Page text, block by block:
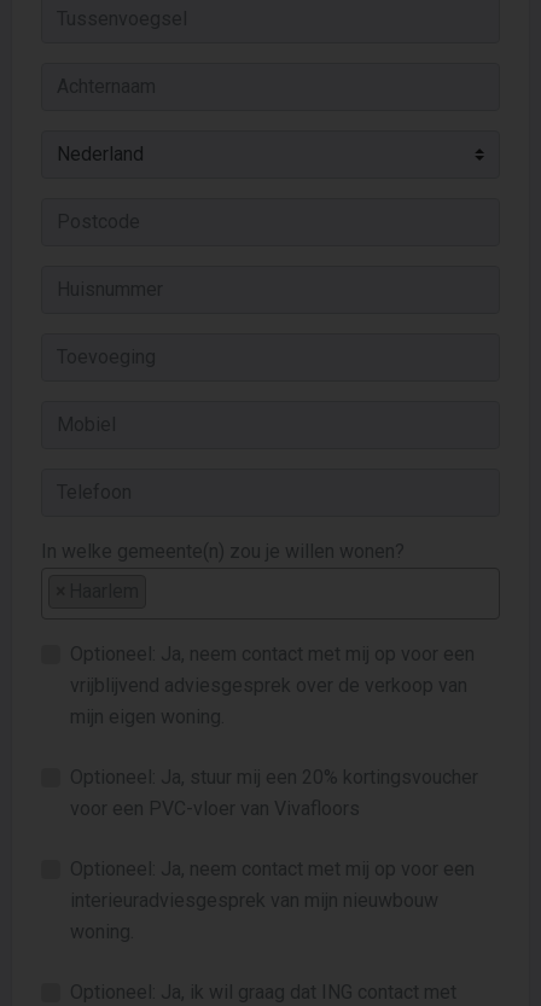
In welke gemeente(n) zou je willen wonen?
Optioneel: Ja, neem contact met mij op voor een
vrijblijvend adviesgesprek over de verkoop van
mijn eigen woning.
Optioneel: Ja, stuur mij een 20% kortingsvoucher
voor een PVC-vloer van Vivafloors
Optioneel: Ja, neem contact met mij op voor een
interieuradviesgesprek van mijn nieuwbouw
woning.
Optioneel: Ja, ik wil graag dat ING contact met